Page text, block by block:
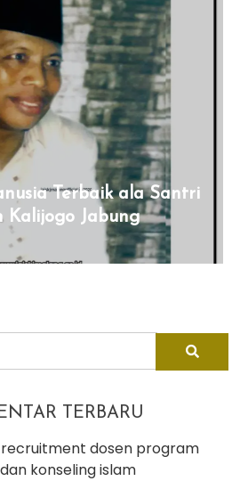
Terbaik ala Santri
Kalijogo Jabung
TERBARU
dosen program
konseling islam